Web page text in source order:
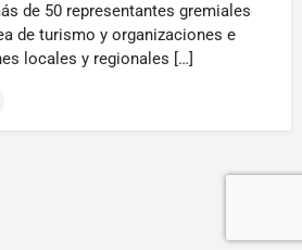
de 50 representantes gremiales
de turismo y organizaciones e
locales y regionales […]